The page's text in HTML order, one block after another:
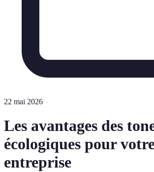
22 mai 2026
Les avantages des
écologiques pour
entreprise